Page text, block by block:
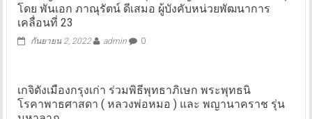
โดย พันเอก ภาณุรัตน์ ดีเสมอ ผู้บังคับหน่วยพัฒนาการ
เคลื่อนที่ 23
กันยายน 2, 2022 admin 0
เกจิดังเมืองกรุงเก่า ร่วมพิธีพุทธาภิเษก พระพุทธนิ
โรคาพาธศาสดา ( หลวงพ่อหมอ ) และ พญานาคราช รุ่น